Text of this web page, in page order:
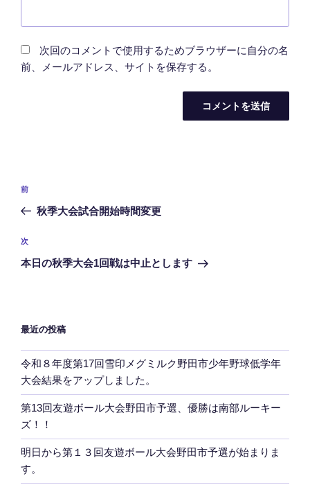
次回のコメントで使用するためブラウザーに自分の名
前、メールアドレス、サイトを保存する。
投
ビ
ゲ
ン
前
の
稿
前
秋季大会試合開始時間変更
次
の
次
本日の秋季大会1回戦は中止とします
最近の投稿
令和８年度第17回雪印メグミルク野田市少年野球低学年
大会結果をアップしました。
第13回友遊ボール大会野田市予選、優勝は南部ルーキー
ズ！！
明日から第１３回友遊ボール大会野田市予選が始まりま
す。